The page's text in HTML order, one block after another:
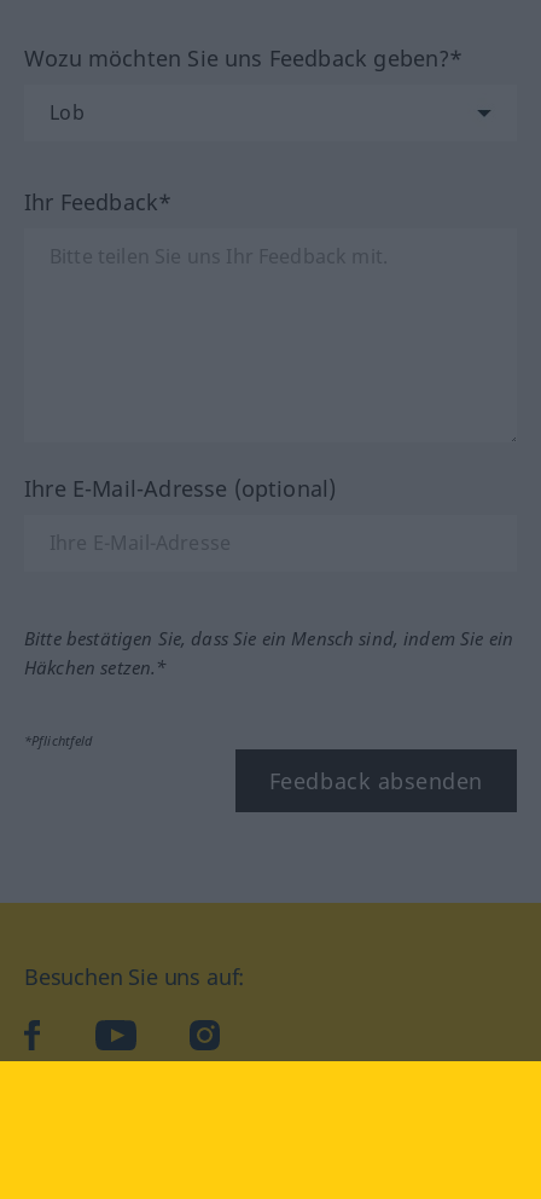
Wozu möchten Sie uns Feedback geben?*
Ihr Feedback*
Ihre E-Mail-Adresse (optional)
Bitte bestätigen Sie, dass Sie ein Mensch sind, indem Sie ein
Häkchen setzen.*
*Pflichtfeld
Feedback absenden
Besuchen Sie uns auf:
facebookYouTube Instagram